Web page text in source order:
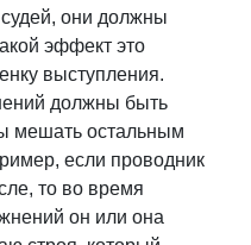
они должны
эффект это
выступления.
должны быть
мешать остальным
если проводник
то во время
он или она